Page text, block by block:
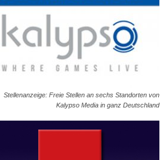
Stellenanzeige: Freie Stellen an sechs Standorten von
Kalypso Media in ganz Deutschland